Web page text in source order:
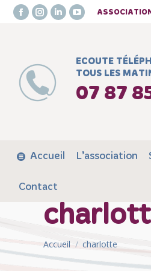
Facebook
in
new
window
Instagram
in
new
window
LinkedIn
window
YouTube
in
window
ECOUTE
TOUS LES
07 87
Accueil L’association
Contact
Vous êtes ici :
Accueil charlotte